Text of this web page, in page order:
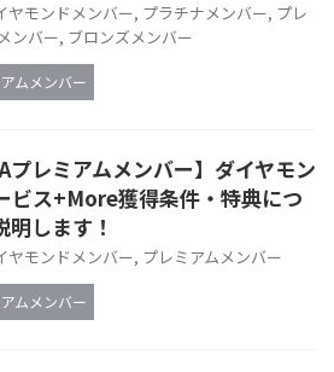
ヤモンドメンバー, プラチナメンバー, プレ
ンバー, ブロンズメンバー
ムメンバー
プレミアムメンバー】ダイヤモン
ビス+More獲得条件・特典につ
明します！
ヤモンドメンバー, プレミアムメンバー
ムメンバー